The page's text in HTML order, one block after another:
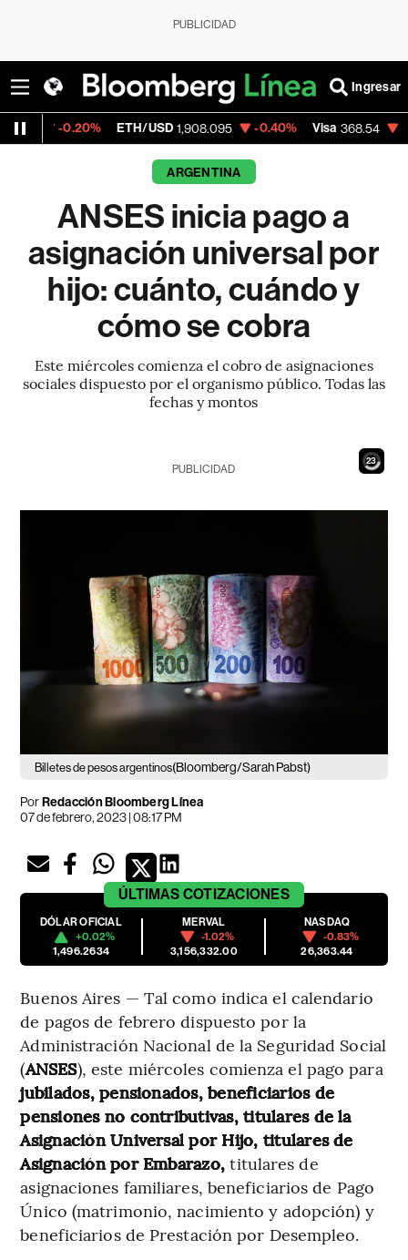
PUBLICIDAD
Ingresar
ETH/USD 1,908.095 -0.40% Visa 368.54 -0.28%
ARGENTINA
ANSES inicia pago a
asignación universal por
hijo: cuánto, cuándo y
cómo se cobra
Este miércoles comienza el cobro de asignaciones
sociales dispuesto por el organismo público. Todas las
fechas y montos
21
PUBLICIDAD
Billetes de pesos argentinos(Bloomberg/Sarah Pabst)
PorRedacción Bloomberg Línea
07 de febrero, 2023 | 08:17 PM
ÚLTIMAS COTIZACIONES
DÓLAR OFICIAL
+0.02%
1,496.2634
MERVAL
-1.02%
3,156,332.00
NASDAQ
-0.83%
26,363.44
Buenos Aires — Tal como indica el calendario
de pagos de febrero dispuesto por la
Administración Nacional de la Seguridad Social
(ANSES), este miércoles comienza el pago para
jubilados, pensionados, beneficiarios de
pensiones no contributivas, titulares de la
Asignación Universal por Hijo, titulares de
Asignación por Embarazo,titulares de
asignaciones familiares, beneficiarios de Pago
Único (matrimonio, nacimiento y adopción) y
beneficiarios de Prestación por Desempleo.